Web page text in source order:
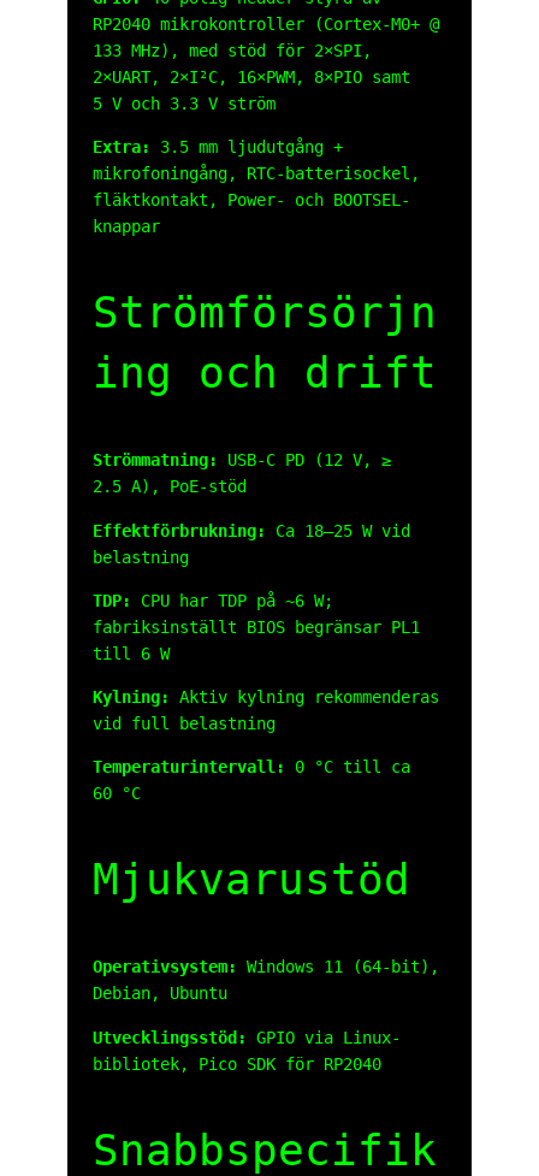
RP2040 mikrokontroller (Cortex‑M0+ @
133 MHz), med stöd för 2×SPI,
2×UART, 2×I²C, 16×PWM, 8×PIO samt
5 V och 3.3 V ström
Extra:
3.5 mm ljudutgång +
mikrofoningång, RTC-batterisockel,
fläktkontakt, Power- och BOOTSEL-
knappar
Strömförsörjn
ing och drift
Strömmatning:
USB‑C PD (12 V, ≥
2.5 A), PoE-stöd
Effektförbrukning:
Ca 18–25 W vid
belastning
TDP:
CPU har TDP på ~6 W;
fabriksinställt BIOS begränsar PL1
till 6 W
Kylning:
Aktiv kylning rekommenderas
vid full belastning
Temperaturintervall:
0 °C till ca
60 °C
Mjukvarustöd
Operativsystem:
Windows 11 (64-bit),
Debian, Ubuntu
Utvecklingsstöd:
GPIO via Linux-
bibliotek, Pico SDK för RP2040
Snabbspecifik